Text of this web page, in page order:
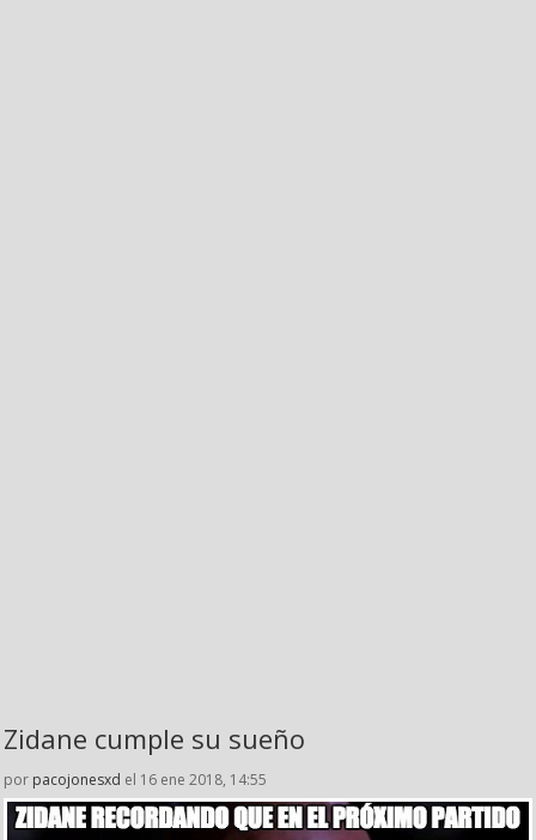
Zidane cumple su sueño
por pacojonesxd el 16 ene 2018, 14:55